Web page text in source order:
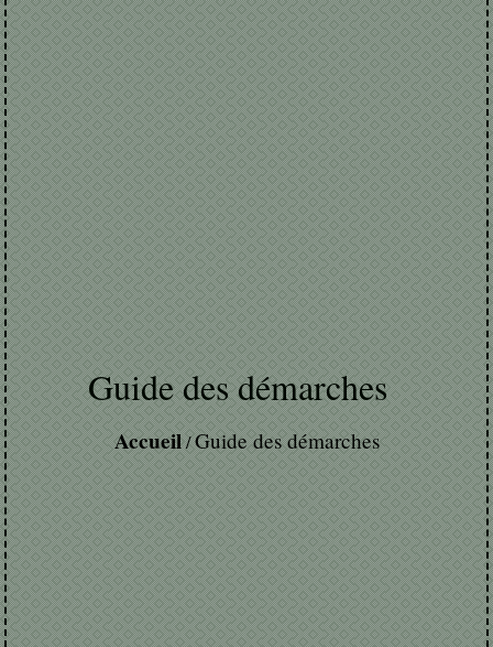
Guide des démarches
Accueil/Guide des démarches